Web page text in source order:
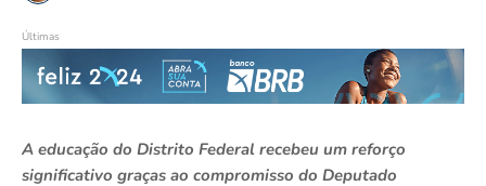
Últimas
A educação do Distrito Federal recebeu um reforço
significativo graças ao compromisso do Deputado